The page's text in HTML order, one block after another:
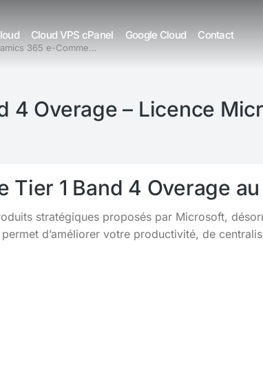
Cloud VPS cPanel Google Cloud Contact
365 e-Comme…
4 Overage – Licence
1 Band 4 Overage
stratégiques proposés par Microsoft,
d’améliorer votre productivité, de